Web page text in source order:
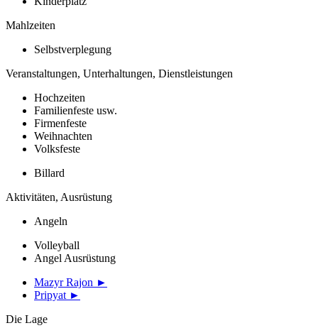
Mahlzeiten
Selbstverplegung
Veranstaltungen, Unterhaltungen, Dienstleistungen
Hochzeiten
Familienfeste usw.
Firmenfeste
Weihnachten
Volksfeste
Billard
Aktivitäten, Ausrüstung
Angeln
Volleyball
Angel Ausrüstung
Mazyr Rajon ►
Pripyat ►
Die Lage